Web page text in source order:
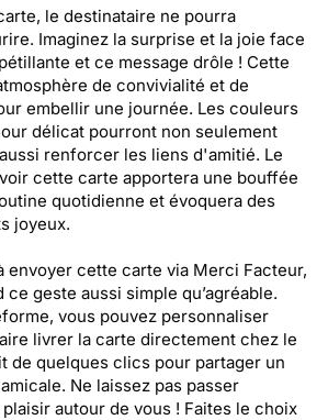
le destinataire ne pourra
Imaginez la surprise et la joie face
et ce message drôle ! Cette
de convivialité et de
embellir une journée. Les couleurs
délicat pourront non seulement
renforcer les liens d'amitié. Le
cette carte apportera une bouffée
quotidienne et évoquera des
joyeux.
envoyer cette carte via Merci Facteur,
geste aussi simple qu’agréable.
vous pouvez personnaliser
livrer la carte directement chez le
de quelques clics pour partager un
Ne laissez pas passer
autour de vous ! Faites le choix